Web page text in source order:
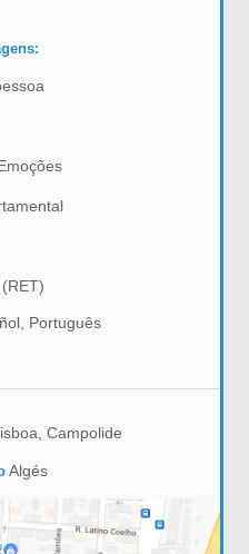
Português
Campolide
Algés